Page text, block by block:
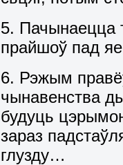
5. Пачынаецца
прайшоў пад
6. Рэжым
чынавенства
будуць
зараз
глузду…